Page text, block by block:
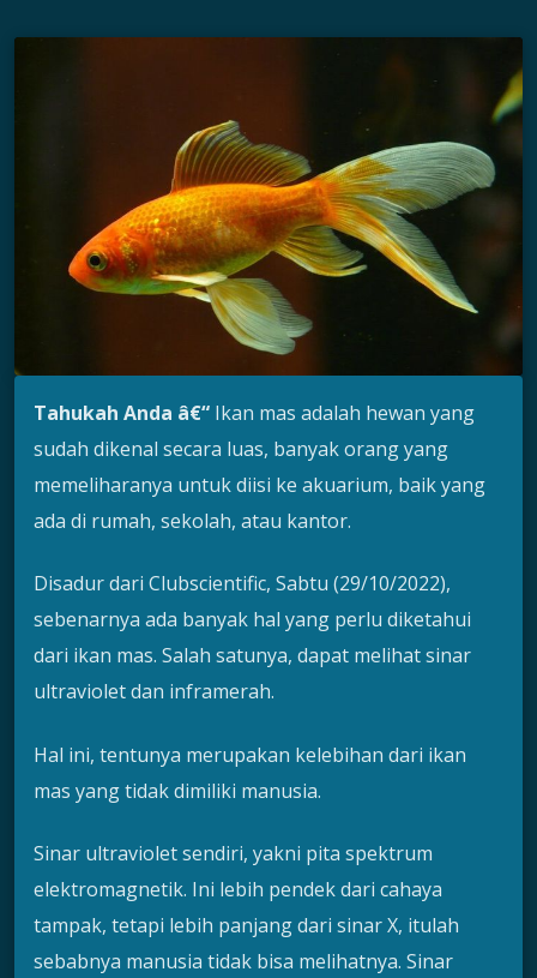
Tahukah Anda â€“ Ikan mas adalah hewan yang
sudah dikenal secara luas, banyak orang yang
memeliharanya untuk diisi ke akuarium, baik yang
ada di rumah, sekolah, atau kantor.
Disadur dari Clubscientific, Sabtu (29/10/2022),
sebenarnya ada banyak hal yang perlu diketahui
dari ikan mas. Salah satunya, dapat melihat sinar
ultraviolet dan inframerah.
Hal ini, tentunya merupakan kelebihan dari ikan
mas yang tidak dimiliki manusia.
Sinar ultraviolet sendiri, yakni pita spektrum
elektromagnetik. Ini lebih pendek dari cahaya
tampak, tetapi lebih panjang dari sinar X, itulah
sebabnya manusia tidak bisa melihatnya. Sinar